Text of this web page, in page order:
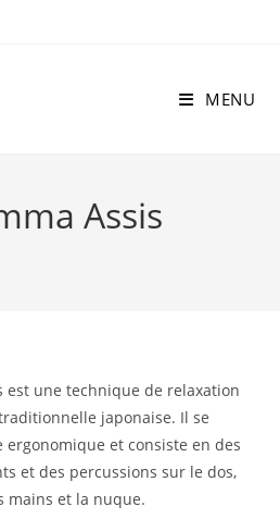
MENU
Assis
est une technique de relaxation
japonaise. Il se
et consiste en des
et des percussions sur le dos,
mains et la nuque.